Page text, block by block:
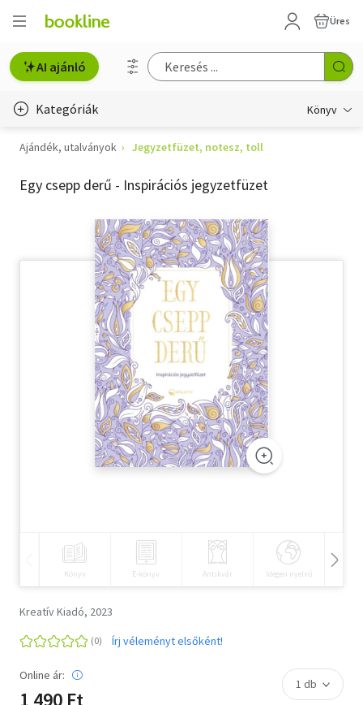
Üres
AI ajánló
Kategóriák Könyv
Életmód, egészség
Erotika
Gyermek- és ifjúsági
Hobbi, szabadidő
Szótár, nyelvkönyv
Tankönyv, segédkönyv
Társadalomtudomány
Ajándék, utalványok Jegyzetfüzet, notesz, toll
Egy csepp derű - Inspirációs jegyzetfüzet
Könyv E-könyv Antikvár Idegen nyelvű
Kreatív Kiadó, 2023
Írj véleményt elsőként!
Online ár:
1 490 Ft